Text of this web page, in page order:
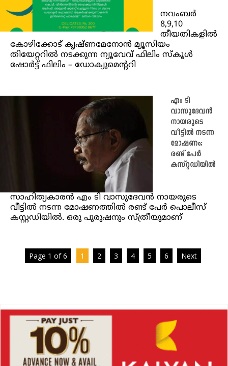
നവംബർ
8,9,10
തീയതികളിൽ
കോഴിക്കോട് കൃഷ്ണമേനോൻ മ്യൂസിയം
തിയേറ്ററിൽ നടക്കുന്ന ന്യൂവേവ് ഫിലിം സ്‌കൂൾ
ഷോർട്ട് ഫിലിം – ഡോക്യുമെന്ററി
എം ടി
വാസുദേവന്‍
നായരുടെ
വീട്ടില്‍ നടന്ന
മോഷണം;
രണ്ട് പേര്‍
കസ്റ്റഡിയില്‍
സാഹിത്യകാരൻ എം ടി വാസുദേവന്‍ നായരുടെ
വീട്ടില്‍ നടന്ന മോഷണത്തിൽ രണ്ട് പേര്‍ പൊലീസ്
കസ്റ്റഡിയില്‍. ഒരു പുരുഷനും സ്ത്രീയുമാണ്
Page 1 of 6 1 2 3 4 5 6 Next